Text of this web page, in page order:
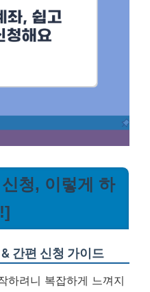
청, 이렇게 하
간편 신청 가이드
하려니 복잡하게 느껴지